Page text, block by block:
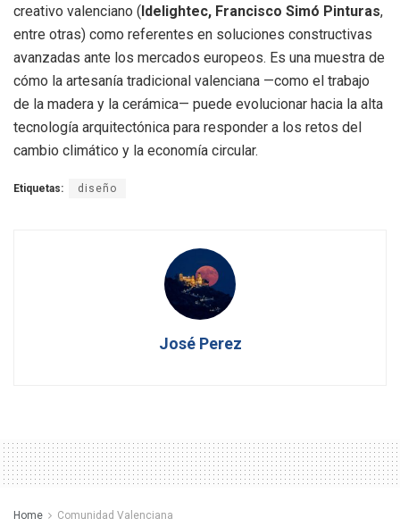
creativo valenciano (Idelightec, Francisco Simó Pinturas,
entre otras) como referentes en soluciones constructivas
avanzadas ante los mercados europeos. Es una muestra de
cómo la artesanía tradicional valenciana —como el trabajo
de la madera y la cerámica— puede evolucionar hacia la alta
tecnología arquitectónica para responder a los retos del
cambio climático y la economía circular.
Etiquetas: diseño
José Perez
Home Comunidad Valenciana